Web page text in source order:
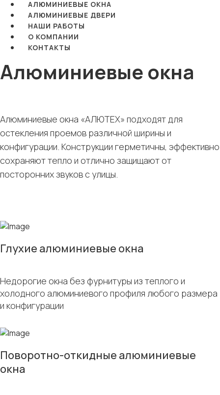
АЛЮМИНИЕВЫЕ ОКНА
АЛЮМИНИЕВЫЕ ДВЕРИ
НАШИ РАБОТЫ
О КОМПАНИИ
КОНТАКТЫ
Алюминиевые окна
Алюминиевые окна «АЛЮТЕХ» подходят для
остекления проемов различной ширины и
конфигурации. Конструкции герметичны, эффективно
сохраняют тепло и отлично защищают от
посторонних звуков с улицы.
Глухие алюминиевые окна
Недорогие окна без фурнитуры из теплого и
холодного алюминиевого профиля любого размера
и конфигурации
Поворотно-откидные алюминиевые
окна